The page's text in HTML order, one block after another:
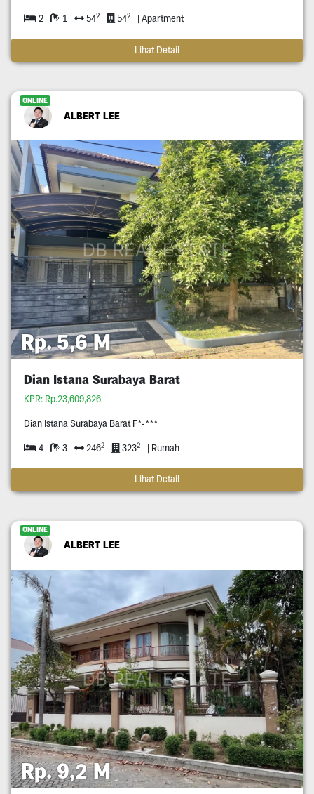
2 1 542 542 | Apartment
Lihat Detail
ONLINE
ALBERT LEE
Rp. 5,6 M
Dian Istana Surabaya Barat
KPR: Rp.23,609,826
Dian Istana Surabaya Barat F*-***
4 3 2462 3232 | Rumah
Lihat Detail
ONLINE
ALBERT LEE
Rp. 9,2 M